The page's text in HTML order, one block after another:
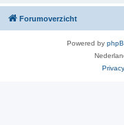
Forumoverzicht
Powered by
Privacy